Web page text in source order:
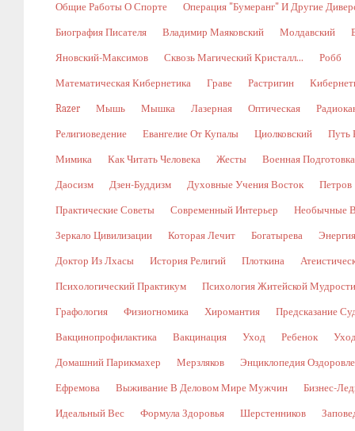
Общие Работы О Спорте Операция "Бумеранг" И Другие
Биография Писателя Владимир Маяковский Молдавский
Яновский-Максимов Сквозь Магический Кристалл... Робб
Математическая Кибернетика Граве Растригин
Razer Мышь Мышка Лазерная Оптическая
Религиоведение Евангелие От Купалы Циолковский Путь
Мимика Как Читать Человека Жесты Военная Подготовка
Даосизм Дзен-Буддизм Духовные Учения Восток Петров
Практические Советы Современный Интерьер Необычные
Зеркало Цивилизации Которая Лечит Богатырева
Доктор Из Лхасы История Религий Плоткина
Психологический Практикум Психология Житейской Мудрости
Графология Физиогномика Хиромантия Предсказание
Вакцинопрофилактика Вакцинация Уход Ребенок
Домашний Парикмахер Мерзляков Энциклопедия
Ефремова Выживание В Деловом Мире Мужчин Бизнес-
Идеальный Вес Формула Здоровья Шерстенников